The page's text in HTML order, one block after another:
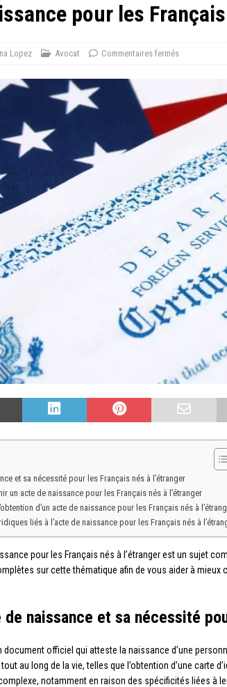
pour les
Lopez Avocat Commentaires fermés
et sa nécessité pour les Français nés à l’étranger
un acte de naissance pour les Français nés à l’étranger
d’un acte de naissance pour les Français nés à
liés à l’acte de naissance pour les Français nés à
pour les Français nés à l’étranger est un sujet
sur cette thématique afin de vous aider à mieux
de naissance et sa nécessité
document officiel qui atteste la naissance d’une
au long de la vie, telles que l’obtention d’une carte
notamment en raison des spécificités liées à